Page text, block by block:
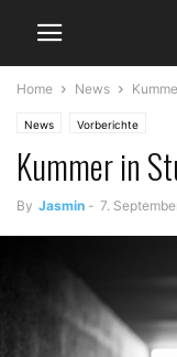
Home News
News Vorberichte
Kummer in
By Jasmin - 7.